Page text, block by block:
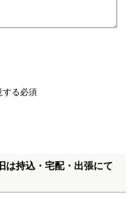
する必須
は持込・宅配・出張にて